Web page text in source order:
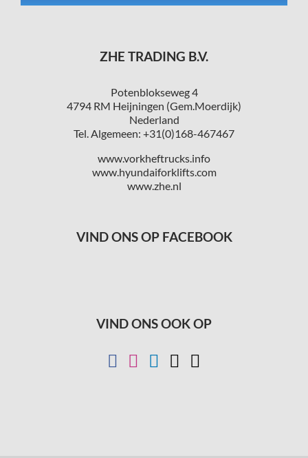
ZHE TRADING B.V.
Potenblokseweg 4
4794 RM Heijningen (Gem.Moerdijk)
Nederland
Tel. Algemeen: +31(0)168-467467
www.vorkheftrucks.info
www.hyundaiforklifts.com
www.zhe.nl
VIND ONS OP FACEBOOK
VIND ONS OOK OP